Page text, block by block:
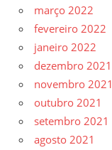
março 2022
fevereiro 2022
janeiro 2022
dezembro 2021
novembro 2021
outubro 2021
setembro 2021
agosto 2021